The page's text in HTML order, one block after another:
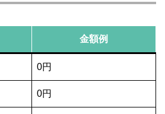
金額例
0円
0円